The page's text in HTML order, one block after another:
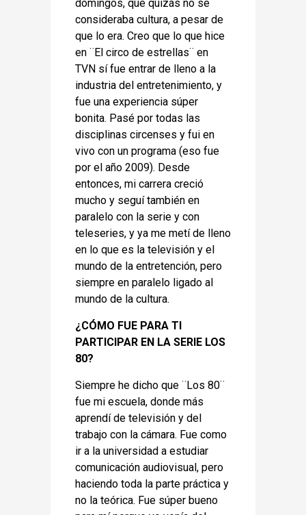
domingos, que quizás no se
consideraba cultura, a pesar de
que lo era. Creo que lo que hice
en ¨El circo de estrellas¨ en
TVN sí fue entrar de lleno a la
industria del entretenimiento, y
fue una experiencia súper
bonita. Pasé por todas las
disciplinas circenses y fui en
vivo con un programa (eso fue
por el año 2009). Desde
entonces, mi carrera creció
mucho y seguí también en
paralelo con la serie y con
teleseries, y ya me metí de lleno
en lo que es la televisión y el
mundo de la entretención, pero
siempre en paralelo ligado al
mundo de la cultura.
¿CÓMO FUE PARA TI
PARTICIPAR EN LA SERIE LOS
80?
Siempre he dicho que ¨Los 80¨
fue mi escuela, donde más
aprendí de televisión y del
trabajo con la cámara. Fue como
ir a la universidad a estudiar
comunicación audiovisual, pero
haciendo toda la parte práctica y
no la teórica. Fue súper bueno